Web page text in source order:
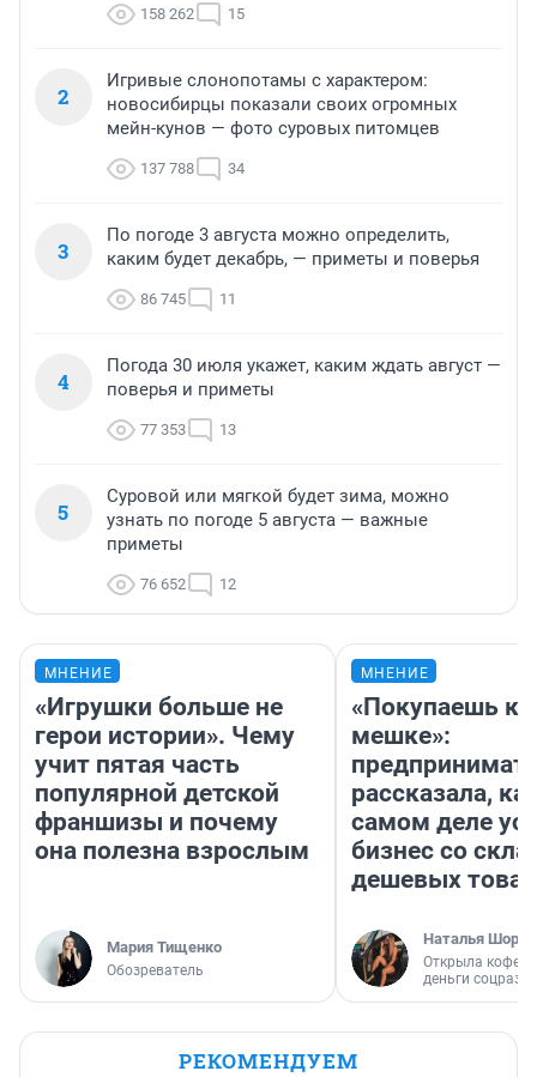
158 262 15
2
Игривые слонопотамы с характером:
новосибирцы показали своих огромных
мейн-кунов — фото суровых питомцев
137 788 34
3
По погоде 3 августа можно определить,
каким будет декабрь, — приметы и поверья
86 745 11
4
Погода 30 июля укажет, каким ждать август —
поверья и приметы
77 353 13
5
Суровой или мягкой будет зима, можно
узнать по погоде 5 августа — важные
приметы
76 652 12
МНЕНИЕ
«Игрушки больше не
герои истории». Чему
учит пятая часть
популярной детской
франшизы и почему
она полезна взрослым
Мария Тищенко
Обозреватель
МНЕНИЕ
«Покупаешь
мешке»:
рассказала,
самом деле
бизнес со
дешевых
Наталья
Открыла
деньги
РЕКОМЕНДУЕМ